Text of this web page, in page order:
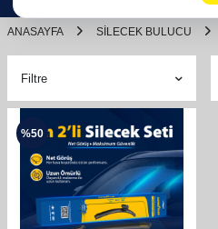
ANASAYFA SILECEK BULUCU
Filtre
%50